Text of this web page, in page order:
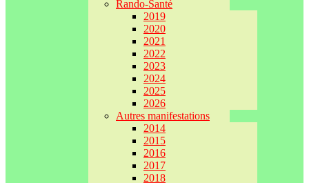
Rando-Santé
2019
2020
2021
2022
2023
2024
2025
2026
Autres manifestations
2014
2015
2016
2017
2018